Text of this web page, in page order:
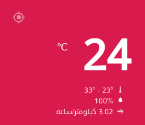
24
℃
100%
3.02 كيلومتر/ساعة